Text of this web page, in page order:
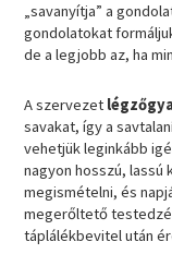
„savanyítja” a
gondolatokat
de a legjobb az, ha
A szervezet
savakat, így a
vehetjük leginkább
nagyon hosszú,
megismételni, és
megerőltető
táplálékbevitel után